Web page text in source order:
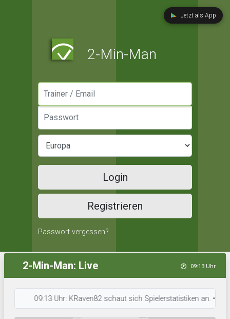
Jetzt als App
2-Min-Man
Login
Registrieren
Passwort vergessen?
2-Min-Man: Live 09:13 Uhr
09:13 Uhr: KRaven82 schaut sich Spielerstatistiken an. • 09:12